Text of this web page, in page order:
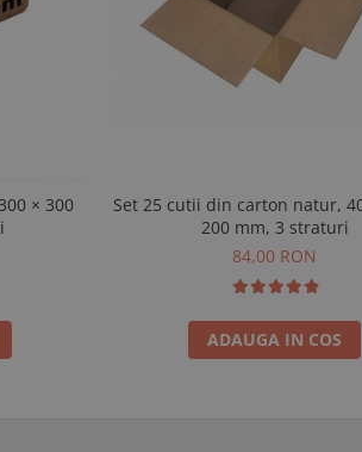
× 300
Set 25 cutii din carton natur,
200 mm, 3 straturi
84,00 RON
ADAUGA IN COS